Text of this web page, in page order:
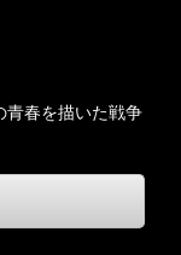
青春を描いた戦争